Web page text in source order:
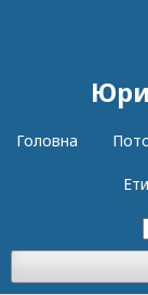
Головна